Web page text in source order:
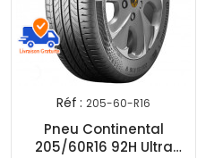
Réf : 205-60-R16
Pneu Continental
205/60R16 92H Ultra